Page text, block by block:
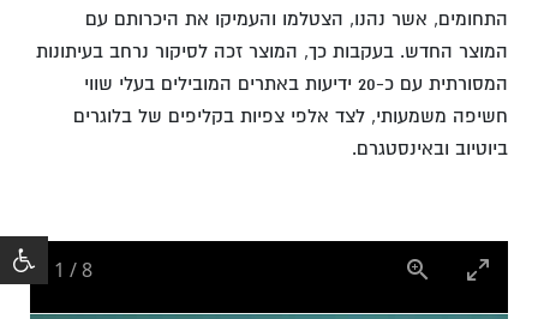
התחומים, אשר נהנו, הצטלמו והעמיקו את היכרותם עם
המוצר החדש. בעקבות כך, המוצר זכה לסיקור נרחב בעיתונות
המסורתית עם כ-20 ידיעות באתרים המובילים בעלי שווי
חשיפה משמעותי, לצד אלפי צפיות בקליפים של בלוגרים
ביוטיוב ובאינסטגרם.
1 /8